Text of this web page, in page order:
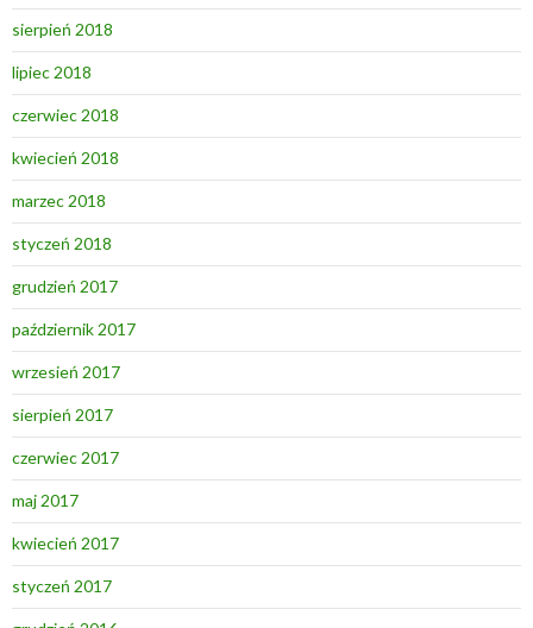
sierpień 2018
lipiec 2018
czerwiec 2018
kwiecień 2018
marzec 2018
styczeń 2018
grudzień 2017
październik 2017
wrzesień 2017
sierpień 2017
czerwiec 2017
maj 2017
kwiecień 2017
styczeń 2017